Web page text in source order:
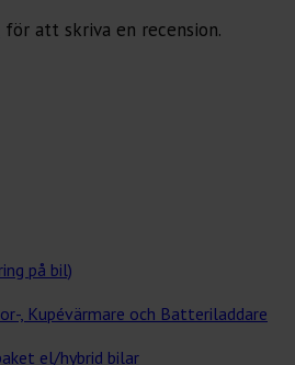
för att skriva en recension.
på bil)
, Kupévärmare och Batteriladdare
el/hybrid bilar